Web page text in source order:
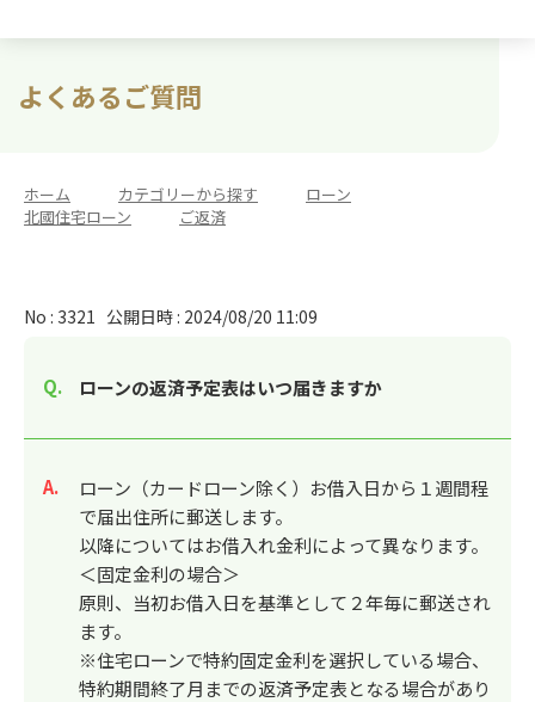
よくあるご質問
ホーム カテゴリーから探す ローン
北國住宅ローン
ご返済
No : 3321 公開日時 : 2024/08/20 11:09
ローンの返済予定表はいつ届きますか
回答
ローン（カードローン除く）お借入日から１週間程
で届出住所に郵送します。
以降についてはお借入れ金利によって異なります。
＜固定金利の場合＞
原則、当初お借入日を基準として２年毎に郵送され
ます。
※住宅ローンで特約固定金利を選択している場合、
特約期間終了月までの返済予定表となる場合があり